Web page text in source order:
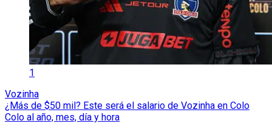
1
Vozinha
¿Más de $50 mil? Este será el salario de Vozinha en Colo
Colo al año, mes, día y hora